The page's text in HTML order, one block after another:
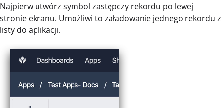
Najpierw utwórz symbol zastępczy rekordu po lewej
stronie ekranu. Umożliwi to załadowanie jednego rekordu z
listy do aplikacji.